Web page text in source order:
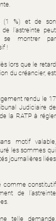
(1 %) et de son
l’astreinte peut
se montrer par
!
lors que le retard
du créancier, est
rendu le 17
Judiciaire de
la RATP à régler
motif valable,
les sommes qui
journalières liées
comme constitutif
de l’astreinte
telle demande,